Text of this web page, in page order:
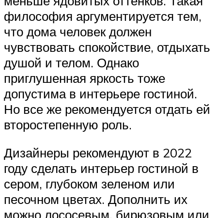
философия аргументируется тем,
что дома человек должен
чувствовать спокойствие, отдыхать
душой и телом. Однако
приглушенная яркость тоже
допустима в интерьере гостиной.
Но все же рекомендуется отдать ей
второстепенную роль.
Дизайнеры рекомендуют в 2022
году сделать интерьер гостиной в
сером, глубоком зеленом или
песочном цветах. Дополнить их
можно лососевым, бирюзовым или